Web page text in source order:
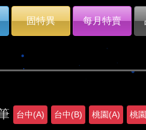
固特異 每月特賣
台中(A) 台中(B) 桃園(A) 桃